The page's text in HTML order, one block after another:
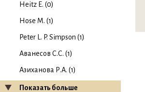
Heitz E. (0)
Hose M. (1)
Peter L. P. Simpson (1)
Аванесов С.С. (1)
Азиханова Р.А. (1)
Показать больше